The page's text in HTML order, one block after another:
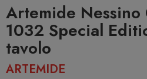
Artemide Nessino
1032 Special
tavolo
ARTEMIDE